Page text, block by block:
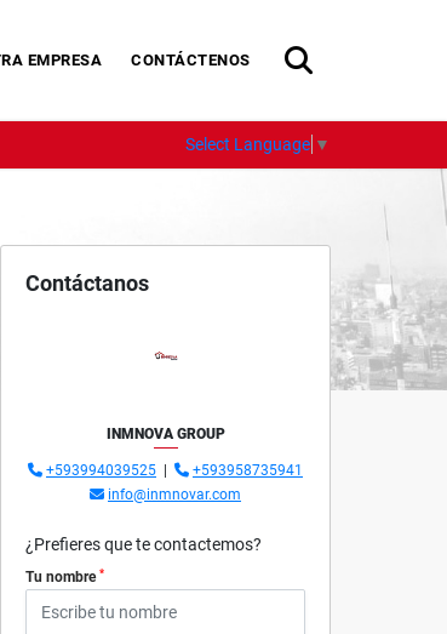
EMPRESA CONTÁCTENOS
Select Language ▼
Contáctanos
INMNOVA GROUP
+593994039525
+593958735941
info@inmnovar.com
¿Prefieres que te contactemos?
Tu nombre *